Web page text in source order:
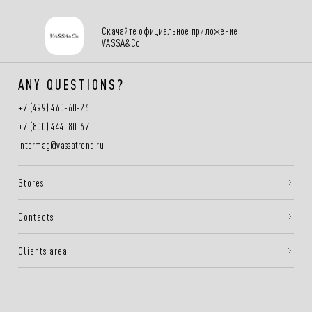
Скачайте официальное приложение
VASSA&Co
ANY QUESTIONS?
+7 (499) 460-60-26
+7 (800) 444-80-67
intermag@vassatrend.ru
Stores
Contacts
Clients area